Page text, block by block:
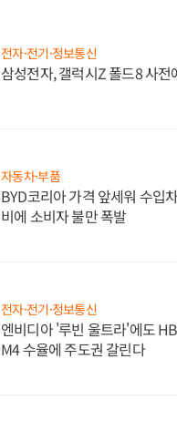
전자·전기·정보통신
삼성전자, 갤럭시Z 폴드8 사
자동차·부품
BYD코리아 가격 앞세워 수입
비에 소비자 불만 폭발
전자·전기·정보통신
엔비디아 '루빈 울트라'에도
M4 수율에 주도권 갈린다